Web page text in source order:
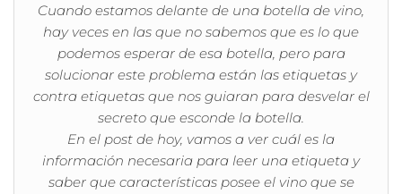
Cuando estamos delante de una botella de vino,
hay veces en las que no sabemos que es lo que
podemos esperar de esa botella, pero para
solucionar este problema están las etiquetas y
contra etiquetas que nos guiaran para desvelar el
secreto que esconde la botella.
En el post de hoy, vamos a ver cuál es la
información necesaria para leer una etiqueta y
saber que características posee el vino que se